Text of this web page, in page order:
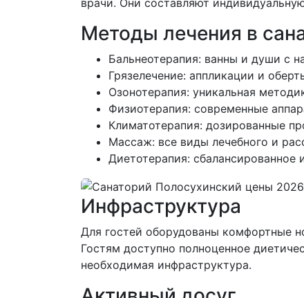
Методы лечения в
Бальнеотерапия: ванны и души с
Грязелечение: аппликации и
Озонотерапия: уникальная
Физиотерапия: современные
Климатотерапия: дозированные
Массаж: все виды лечебного и
Диетотерапия:
Инфраструктура
Для гостей оборудованы комфортные
Гостям доступно полноценное
необходимая инфраструктура.